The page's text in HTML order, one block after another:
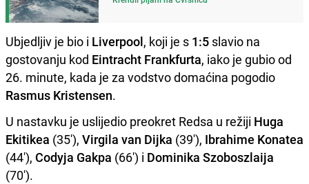
Ubjedljiv je bio i Liverpool, koji je s 1:5 slavio na
gostovanju kod Eintracht Frankfurta, iako je gubio od
26. minute, kada je za vodstvo domaćina pogodio
Rasmus Kristensen.
U nastavku je uslijedio preokret Redsa u režiji Huga
Ekitikea (35'), Virgila van Dijka (39'), Ibrahime Konatea
(44'), Codyja Gakpa (66') i Dominika Szoboszlaija
(70').